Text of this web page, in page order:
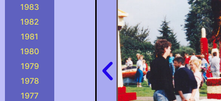
1983
1982
1981
1980
1979
1978
1977